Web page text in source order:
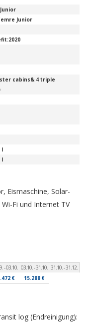
Junior
cabins& 4 triple
l
l
Eismaschine, Solar-
Fi und Internet TV
- 03.10. 03.10. - 31.10. 31.10. - 31.12.
€ 15.288 €
log (Endreinigung):